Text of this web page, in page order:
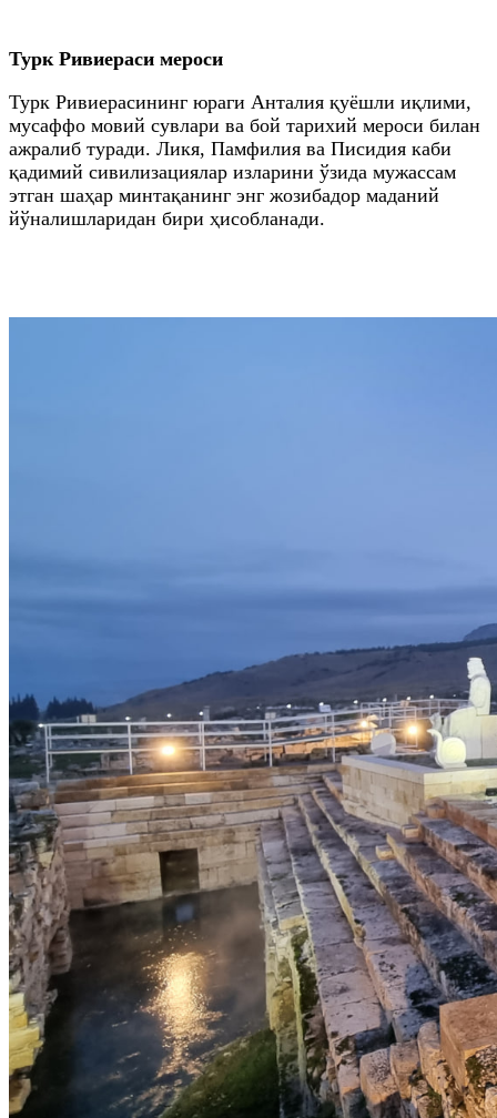
Турк Ривиераси мероси
Турк Ривиерасининг юраги Анталия қуёшли иқлими,
мусаффо мовий сувлари ва бой тарихий мероси билан
ажралиб туради. Ликя, Памфилия ва Писидия каби
қадимий сивилизациялар изларини ўзида мужассам
этган шаҳар минтақанинг энг жозибадор маданий
йўналишларидан бири ҳисобланади.